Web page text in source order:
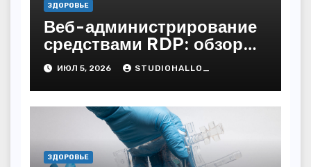
ЗДОРОВЬЕ
Веб-администрирование
средствами RDP: обзор
технических решений
ИЮЛ 5, 2026 STUDIOHALLO_
ЗДОРОВЬЕ